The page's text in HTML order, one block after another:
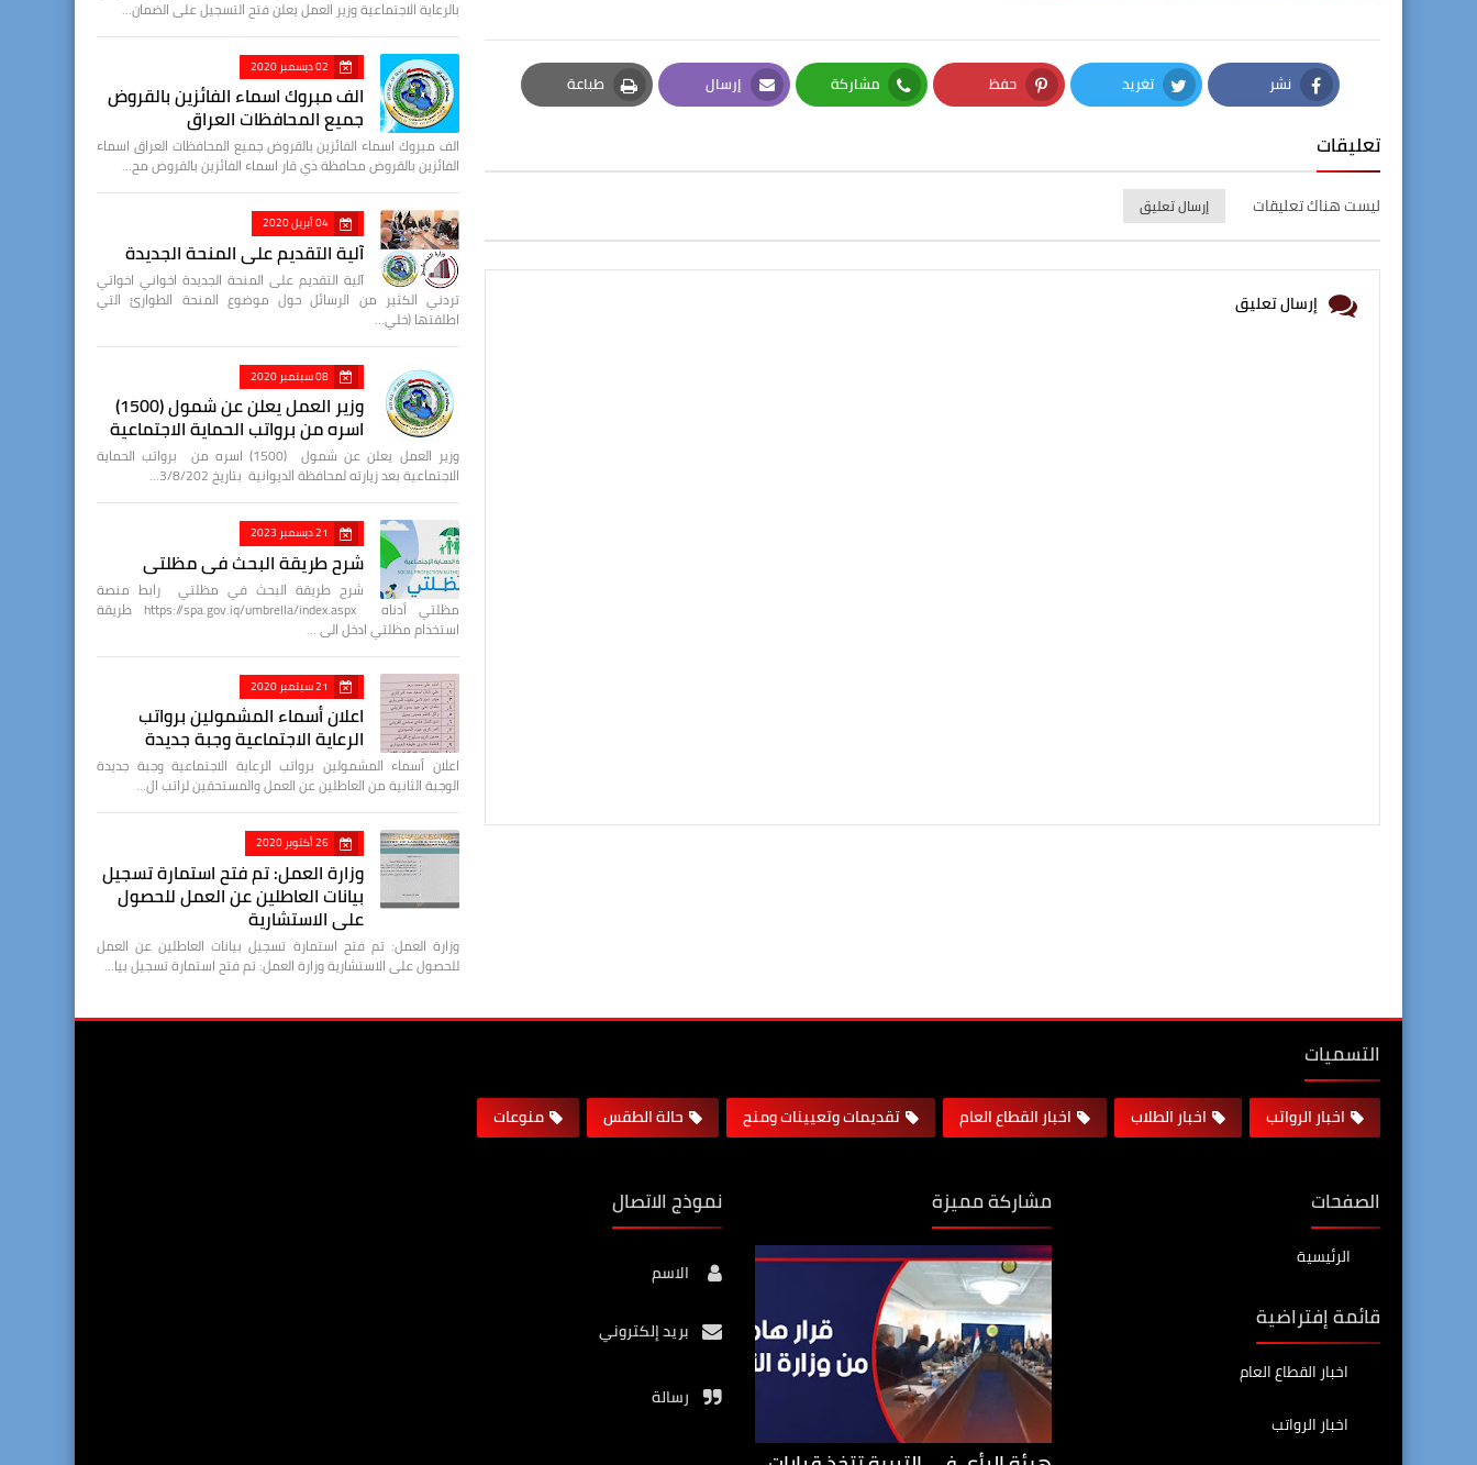
نشر
Facebook
تغريد
Twitter
حفظ
Pinterest
مشاركة
Whatsapp
إرسال
Email
طباعة
Print
تعليقات
ليست هناك تعليقات إرسال تعليق
إرسال تعليق
بالرعاية الاجتماعية وزير العمل يعلن فتح التسجيل على الضمان…
02 ديسمبر 2020
الف مبروك اسماء الفائزين بالقروض
جميع المحافظات العراق
الف مبروك اسماء الفائزين بالقروض جميع المحافظات العراق اسماء
الفائزين بالقروض محافظة ذي قار اسماء الفائزين بالقروض مح…
04 أبريل 2020
آلية التقديم على المنحة الجديدة
آلية التقديم على المنحة الجديدة اخواني اخواتي
تردني الكثير من الرسائل حول موضوع المنحة الطوارئ التي
اطلقتها (خلي…
08 سبتمبر 2020
وزير العمل يعلن عن شمول (1500)
اسره من برواتب الحماية الاجتماعية
وزير العمل يعلن عن شمول (1500) اسره من برواتب الحماية
الاجتماعية بعد زيارته لمحافظة الديوانية بتاريخ 3/8/202…
21 ديسمبر 2023
شرح طريقة البحث في مظلتي
شرح طريقة البحث في مظلتي رابط منصة
مظلتي أدناه https://spa.gov.iq/umbrella/index.aspx طريقة
استخدام مظلتي ادخل الى …
21 سبتمبر 2020
اعلان أسماء المشمولين برواتب
الرعاية الاجتماعية وجبة جديدة
اعلان أسماء المشمولين برواتب الرعاية الاجتماعية وجبة جديدة
الوجبة الثانية من العاطلين عن العمل والمستحقين لراتب ال…
26 أكتوبر 2020
وزارة العمل: تم فتح استمارة تسجيل
بيانات العاطلين عن العمل للحصول
على الاستشارية
وزارة العمل: تم فتح استمارة تسجيل بيانات العاطلين عن العمل
للحصول على الاستشارية وزارة العمل: تم فتح استمارة تسجيل بيا…
التسميات
اخبار الرواتب اخبار الطلاب اخبار القطاع العام تقديمات وتعيينات ومنح حالة الطقس منوعات
الصفحات
الرئيسية
قائمة إفتراضية
اخبار القطاع العام
اخبار الرواتب
مشاركة مميزة نموذج الاتصال
الاسم
بريد إلكتروني
رسالة